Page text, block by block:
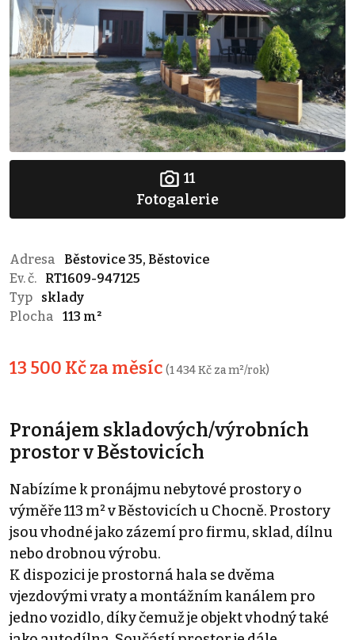
11
Fotogalerie
Adresa
Běstovice 35, Běstovice
Ev. č.
RT1609-947125
Typ
sklady
Plocha
113 m²
13 500 Kč za měsíc (1 434 Kč za m²/rok)
Pronájem skladových/výrobních
prostor v Běstovicích
Nabízíme k pronájmu nebytové prostory o
výměře 113 m² v Běstovicích u Chocně. Prostory
jsou vhodné jako zázemí pro firmu, sklad, dílnu
nebo drobnou výrobu.
K dispozici je prostorná hala se dvěma
vjezdovými vraty a montážním kanálem pro
jedno vozidlo, díky čemuž je objekt vhodný také